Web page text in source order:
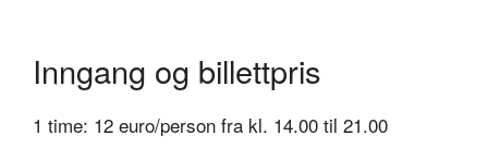
Inngang og billettpris
1 time: 12 euro/person fra kl. 14.00 til 21.00